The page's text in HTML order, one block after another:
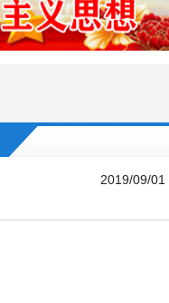
2019/09/01